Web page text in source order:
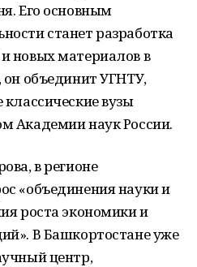
Его основным
станет разработка
новых материалов в
он объединит УГНТУ,
вузы
Академии наук России.
в регионе
«объединения науки и
роста экономики и
В Башкортостане уже
центр,